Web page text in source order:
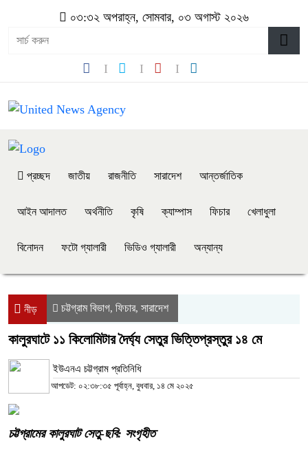
০৩:৩২ অপরাহ্ন, সোমবার, ০৩ অগাস্ট ২০২৬
প্রচ্ছদ জাতীয় রাজনীতি সারাদেশ আন্তর্জাতিক
আইন আদালত অর্থনীতি কৃষি ক্যাম্পাস ফিচার খেলাধুলা
বিনোদন ফটো গ্যালারী ভিডিও গ্যালারী অন্যান্য
নীড় চট্টগ্রাম বিভাগ, ফিচার, সারাদেশ
কালুরঘাটে ১১ কিলোমিটার দৈর্ঘ্য সেতুর ভিত্তিপ্রস্তুর ১৪ মে
ইউএনএ চট্টগ্রাম প্রতিনিধি
আপডেট: ০২:৩৮:৩৫ পূর্বাহ্ন, বুধবার, ১৪ মে ২০২৫
চট্টগ্রামের কালুরঘাট সেতু-ছবি: সংগৃহীত